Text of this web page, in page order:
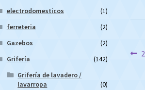
electrodomesticos
(1)
ferreteria
(2)
Gazebos
(2)
Grifería
(142)
Grifería de lavadero /
lavarropa
(0)